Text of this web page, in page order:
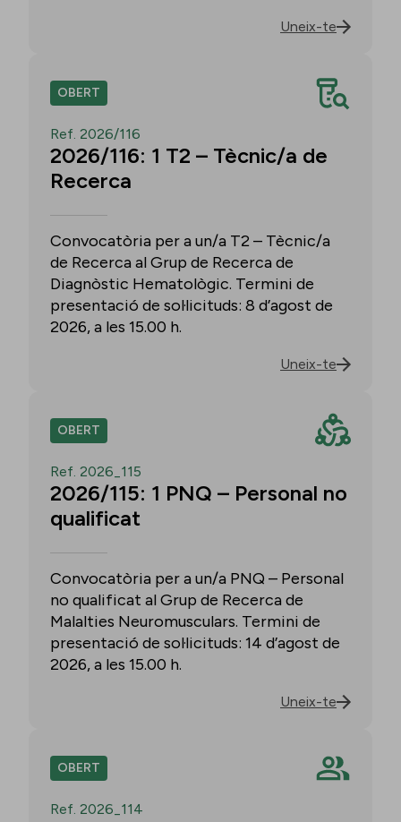
Uneix-te
OBERT
Ref. 2026/116
2026/116: 1 T2 – Tècnic/a de
Recerca
Convocatòria per a un/a T2 – Tècnic/a
de Recerca al Grup de Recerca de
Diagnòstic Hematològic. Termini de
presentació de sol·licituds: 8 d’agost de
2026, a les 15.00 h.
Uneix-te
OBERT
Ref. 2026_115
2026/115: 1 PNQ – Personal no
qualificat
Convocatòria per a un/a PNQ – Personal
no qualificat al Grup de Recerca de
Malalties Neuromusculars. Termini de
presentació de sol·licituds: 14 d’agost de
2026, a les 15.00 h.
Uneix-te
OBERT
Ref. 2026_114